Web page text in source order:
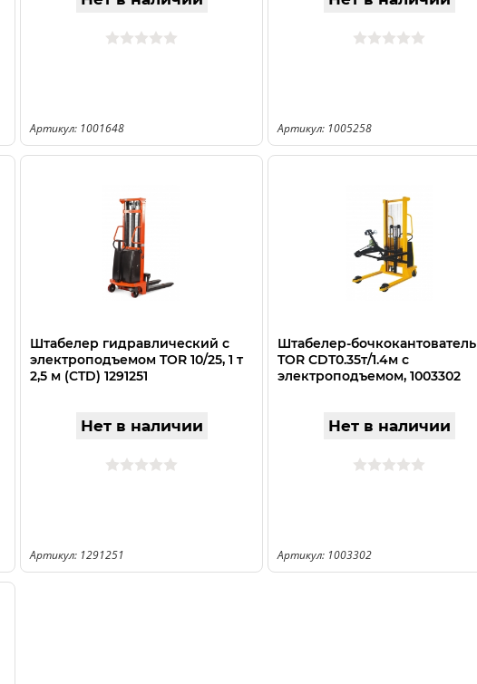
Артикул: 1001648 Артикул: 1005258
Штабелер гидравлический с
электроподъемом TOR 10/25, 1 т
2,5 м (CTD) 1291251
Нет в наличии
Артикул: 1291251
Штабелер-бочкокантователь
TOR CDT0.35т/1.4м с
электроподъемом, 1003302
Нет в наличии
Артикул: 1003302